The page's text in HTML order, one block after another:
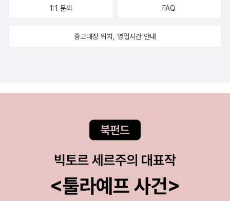
1:1 문의 FAQ
중고매장 위치, 영업시간 안내